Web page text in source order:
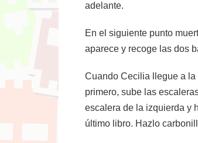
adelante.
En el siguiente punto
aparece y recoge las dos
Cuando Cecilia llegue a la
primero, sube las
escalera de la izquierda y
último libro. Hazlo